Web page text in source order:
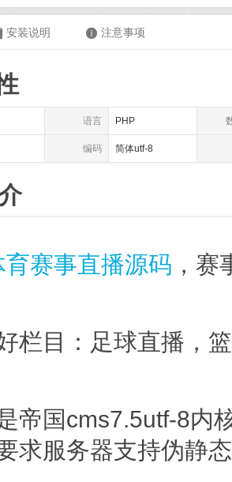
安装说明  注意事项
语言 PHP
编码 简体utf-8
育赛事直播源码 ，
栏目：足球直播，
帝国cms7.5utf-8内
求服务器支持伪静态